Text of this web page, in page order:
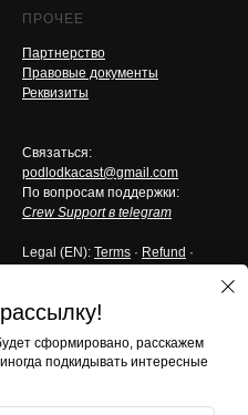
сформировано, расскажем
подкидывать интересные
ПРОЧЕЕ
Партнерство
Правовые документы
Реквизиты
Связаться:
podlodkacast@gmail.com
По вопросам поддержки:
Crew Support в telegram
Legal (EN): Terms · Refund ·